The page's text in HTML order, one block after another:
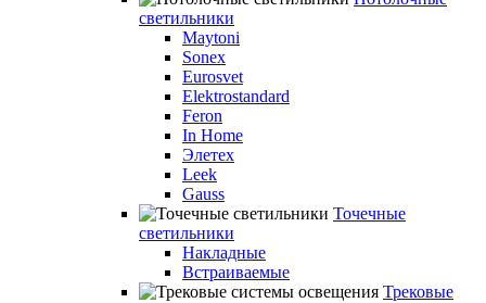
светильники
Maytoni
Sonex
Eurosvet
Elektrostandard
Feron
In Home
Элетех
Leek
Gauss
Точечные
светильники
Накладные
Встраиваемые
Трековые